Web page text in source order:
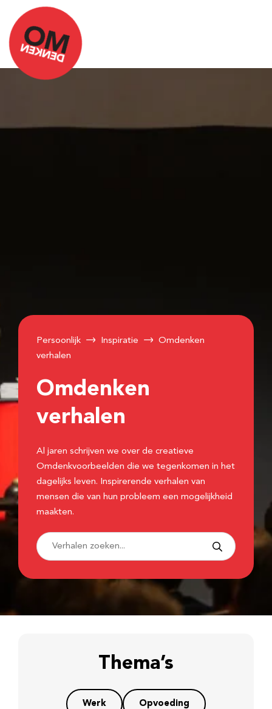
Persoonlijk Inspiratie
Omdenken
verhalen
Omdenken
verhalen
Al jaren schrijven we over de creatieve
Omdenkvoorbeelden die we tegenkomen in het
dagelijks leven. Inspirerende verhalen van
mensen die van hun probleem een mogelijkheid
maakten.
Thema’s
Werk Opvoeding